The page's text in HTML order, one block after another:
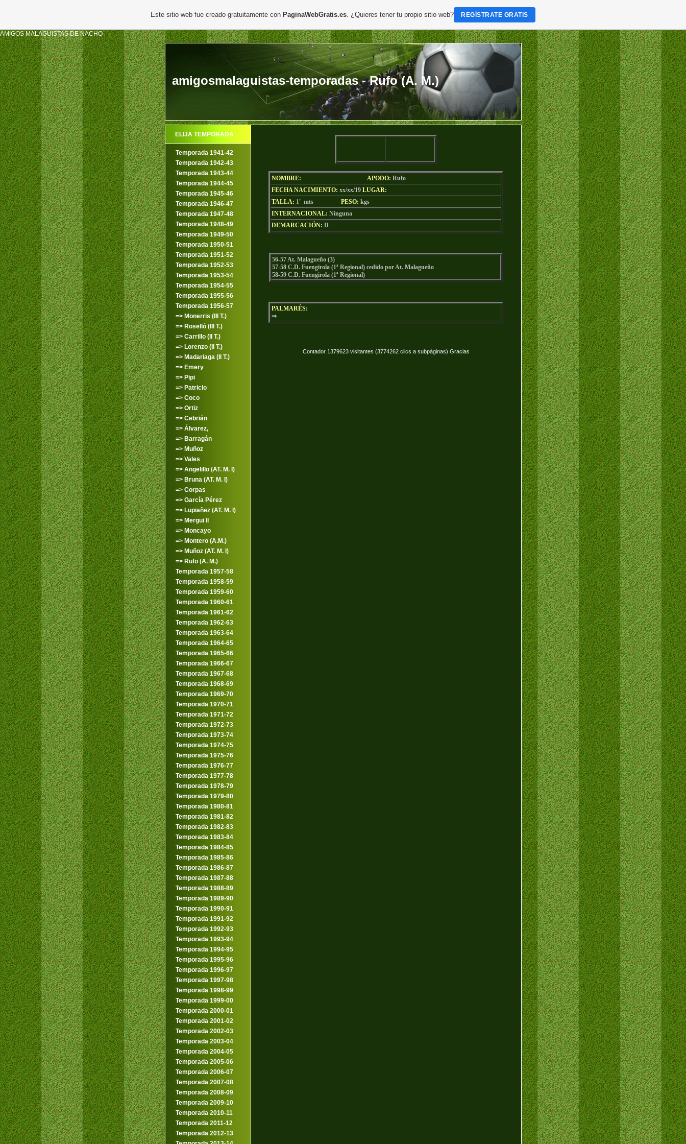
AMIGOS MALAGUISTAS DE NACHO
amigosmalaguistas-temporadas - Rufo (A. M.)
ELIJA TEMPORADA
Temporada 1941-42
Temporada 1942-43
Temporada 1943-44
Temporada 1944-45
Temporada 1945-46
Temporada 1946-47
Temporada 1947-48
Temporada 1948-49
Temporada 1949-50
Temporada 1950-51
Temporada 1951-52
Temporada 1952-53
Temporada 1953-54
Temporada 1954-55
Temporada 1955-56
Temporada 1956-57
=> Monerris (III T.)
=> Roselló (III T.)
=> Carrillo (II T.)
=> Lorenzo (II T.)
=> Madariaga (II T.)
=> Emery
=> Pipi
=> Patricio
=> Coco
=> Ortiz
=> Cebrián
=> Álvarez,
=> Barragán
=> Muñoz
=> Vales
=> Angelillo (AT. M. I)
=> Bruna (AT. M. I)
=> Corpas
=> García Pérez
=> Lupiañez (AT. M. I)
=> Mergui II
=> Moncayo
=> Montero (A.M.)
=> Muñoz (AT. M. I)
=> Rufo (A. M.)
Temporada 1957-58
Temporada 1958-59
Temporada 1959-60
Temporada 1960-61
Temporada 1961-62
Temporada 1962-63
Temporada 1963-64
Temporada 1964-65
Temporada 1965-66
Temporada 1966-67
Temporada 1967-68
Temporada 1968-69
Temporada 1969-70
Temporada 1970-71
Temporada 1971-72
Temporada 1972-73
Temporada 1973-74
Temporada 1974-75
Temporada 1975-76
Temporada 1976-77
Temporada 1977-78
Temporada 1978-79
Temporada 1979-80
Temporada 1980-81
Temporada 1981-82
Temporada 1982-83
Temporada 1983-84
Temporada 1984-85
Temporada 1985-86
Temporada 1986-87
Temporada 1987-88
Temporada 1988-89
Temporada 1989-90
Temporada 1990-91
Temporada 1991-92
Temporada 1992-93
Temporada 1993-94
Temporada 1994-95
Temporada 1995-96
Temporada 1996-97
Temporada 1997-98
Temporada 1998-99
Temporada 1999-00
Temporada 2000-01
Temporada 2001-02
Temporada 2002-03
Temporada 2003-04
Temporada 2004-05
Temporada 2005-06
Temporada 2006-07
Temporada 2007-08
Temporada 2008-09
Temporada 2009-10
Temporada 2010-11
Temporada 2011-12
Temporada 2012-13
NOMBRE: APODO: Rufo
FECHA NACIMIENTO: xx/xx/19 LUGAR:
TALLA: 1' mts PESO: kgs
INTERNACIONAL: Ninguna
DEMARCACIÓN: D
56-57 At. Malagueño (3)
57-58 C.D. Fuengirola (1ª Regional) cedido por At. Malagueño
58-59 C.D. Fuengirola (1ª Regional)
PALMARÉS:
⇒
Contador 1379623 visitantes (3774262 clics a subpáginas) Gracias
Este sitio web fue creado gratuitamente con PaginaWebGratis.es. ¿Quieres tener tu propio sitio web? REGÍSTRATE GRATIS